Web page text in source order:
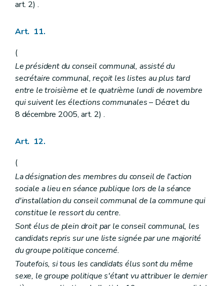
art. 2) .
Art. 11.
(
Le président du conseil communal, assisté du
secrétaire communal, reçoit les listes au plus tard
entre le troisième et le quatrième lundi de novembre
qui suivent les élections communales– Décret du
8 décembre 2005, art. 2) .
Art. 12.
(
La désignation des membres du conseil de l'action
sociale a lieu en séance publique lors de la séance
d'installation du conseil communal de la commune qui
constitue le ressort du centre.
Sont élus de plein droit par le conseil communal, les
candidats repris sur une liste signée par une majorité
du groupe politique concerné.
Toutefois, si tous les candidats élus sont du même
sexe, le groupe politique s'étant vu attribuer le dernier